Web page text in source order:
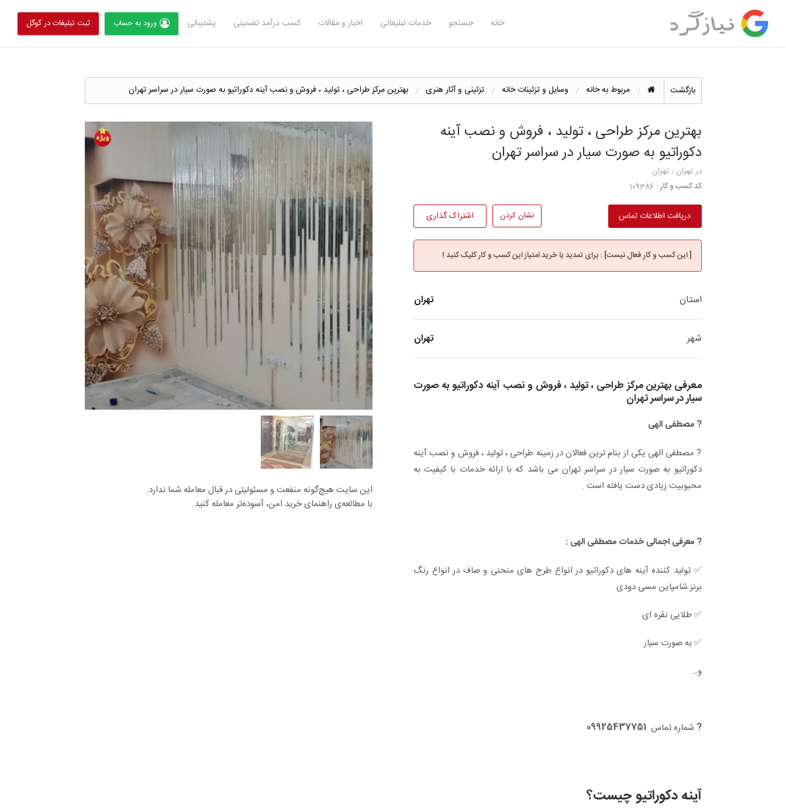
خانه جستجو خدمات تبلیغاتی اخبار و مقالات کسب درآمد تضمینی پشتیبانی ورود به حساب ثبت تبلیغات در گوگل
بازگشت مربوط به خانه وسایل و تزئینات خانه تزئینی و آثار هنری بهترین مرکز طراحی ، تولید ، فروش و نصب آینه دکوراتیو به صورت سیار در سراسر تهران
بهترین مرکز طراحی ، تولید ، فروش و نصب آینه
دکوراتیو به صورت سیار در سراسر تهران
در تهران ، تهران
کد کسب و کار :
دریافت اطلاعات تماس نشان کردن اشتراک گذاری
[ این کسب و کار فعال نیست] : برای تمدید یا خرید امتیاز این کسب و کار کلیک کنید !
استان تهران
شهر تهران
معرفی بهترین مرکز طراحی ، تولید ، فروش و نصب آینه دکوراتیو به صورت
سیار در سراسر تهران
? مصطفی الهی
? مصطفی الهی یکی از بنام ترین فعالان در زمینه طراحی ، تولید ، فروش و نصب آینه
دکوراتیو به صورت سیار در سراسر تهران می باشد که با ارائه خدمات با کیفیت به
محبوبیت زیادی دست یافته است .
? معرفی اجمالی خدمات مصطفی الهی :
✅ تولید کننده آینه های دکوراتیو در انواع طرح های منحنی و صاف در انواع رنگ
برنز شامپاین مسی دودی
✅ طلایی نقره ای
✅ به صورت سیار
و…
? شماره تماس 09925437751
آینه دکوراتیو چیست؟
این سایت هیچ‌گونه منفعت و مسئولیتی در قبال معامله شما ندارد.
با مطالعه‌ی راهنمای خرید امن، آسوده‌تر معامله کنید.